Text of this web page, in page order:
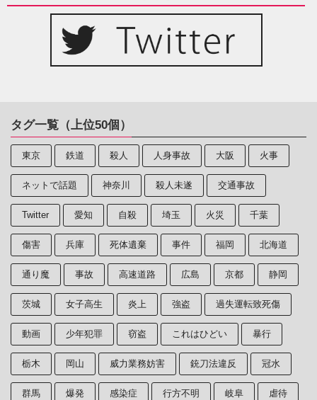
タグ一覧（上位50個）
東京 鉄道 殺人 人身事故 大阪 火事
ネットで話題 神奈川 殺人未遂 交通事故
Twitter 愛知 自殺 埼玉 火災 千葉
傷害 兵庫 死体遺棄 事件 福岡 北海道
通り魔 事故 高速道路 広島 京都 静岡
茨城 女子高生 炎上 強盗 過失運転致死傷
動画 少年犯罪 窃盗 これはひどい 暴行
栃木 岡山 威力業務妨害 銃刀法違反 冠水
群馬 爆発 感染症 行方不明 岐阜 虐待